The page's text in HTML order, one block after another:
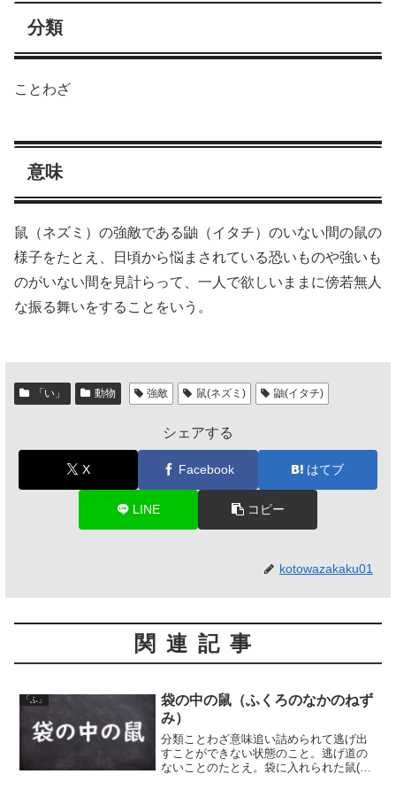
分類
ことわざ
意味
鼠（ネズミ）の強敵である鼬（イタチ）のいない間の鼠の
様子をたとえ、日頃から悩まされている恐いものや強いも
のがいない間を見計らって、一人で欲しいままに傍若無人
な振る舞いをすることをいう。
「い」 動物 強敵 鼠(ネズミ) 鼬(イタチ)
シェアする
X Facebook はてブ
LINE コピー
kotowazakaku01
関連記事
「ふ」
袋の中の鼠（ふくろのなかのねず
み）
分類ことわざ意味追い詰められて逃げ出
すことができない状態のこと。逃げ道の
ないことのたとえ。袋に入れられた鼠(ネ